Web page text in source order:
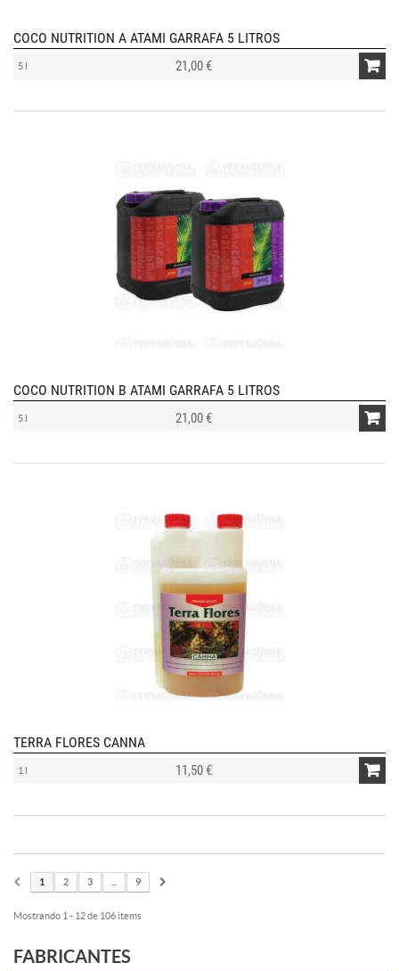
COCO NUTRITION A ATAMI GARRAFA 5 LITROS
5 l 21,00 €
COCO NUTRITION B ATAMI GARRAFA 5 LITROS
5 l 21,00 €
TERRA FLORES CANNA
1 l 11,50 €
1 2 3 ... 9
Mostrando 1 - 12 de 106 items
FABRICANTES